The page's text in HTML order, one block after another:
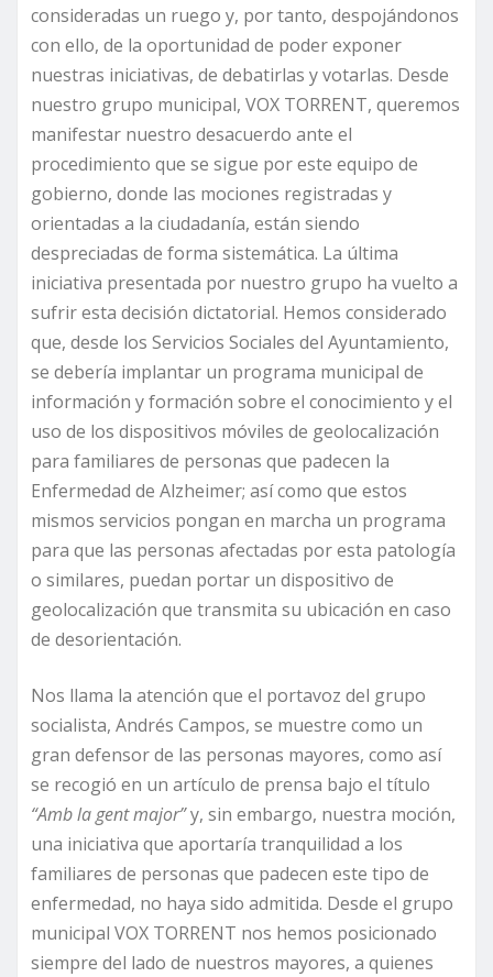
consideradas un ruego y, por tanto, despojándonos
con ello, de la oportunidad de poder exponer
nuestras iniciativas, de debatirlas y votarlas. Desde
nuestro grupo municipal, VOX TORRENT, queremos
manifestar nuestro desacuerdo ante el
procedimiento que se sigue por este equipo de
gobierno, donde las mociones registradas y
orientadas a la ciudadanía, están siendo
despreciadas de forma sistemática. La última
iniciativa presentada por nuestro grupo ha vuelto a
sufrir esta decisión dictatorial. Hemos considerado
que, desde los Servicios Sociales del Ayuntamiento,
se debería implantar un programa municipal de
información y formación sobre el conocimiento y el
uso de los dispositivos móviles de geolocalización
para familiares de personas que padecen la
Enfermedad de Alzheimer; así como que estos
mismos servicios pongan en marcha un programa
para que las personas afectadas por esta patología
o similares, puedan portar un dispositivo de
geolocalización que transmita su ubicación en caso
de desorientación.
Nos llama la atención que el portavoz del grupo
socialista, Andrés Campos, se muestre como un
gran defensor de las personas mayores, como así
se recogió en un artículo de prensa bajo el título
“Amb la gent major”y, sin embargo, nuestra moción,
una iniciativa que aportaría tranquilidad a los
familiares de personas que padecen este tipo de
enfermedad, no haya sido admitida. Desde el grupo
municipal VOX TORRENT nos hemos posicionado
siempre del lado de nuestros mayores, a quienes